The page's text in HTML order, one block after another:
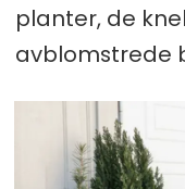
planter, de
avblomstrede